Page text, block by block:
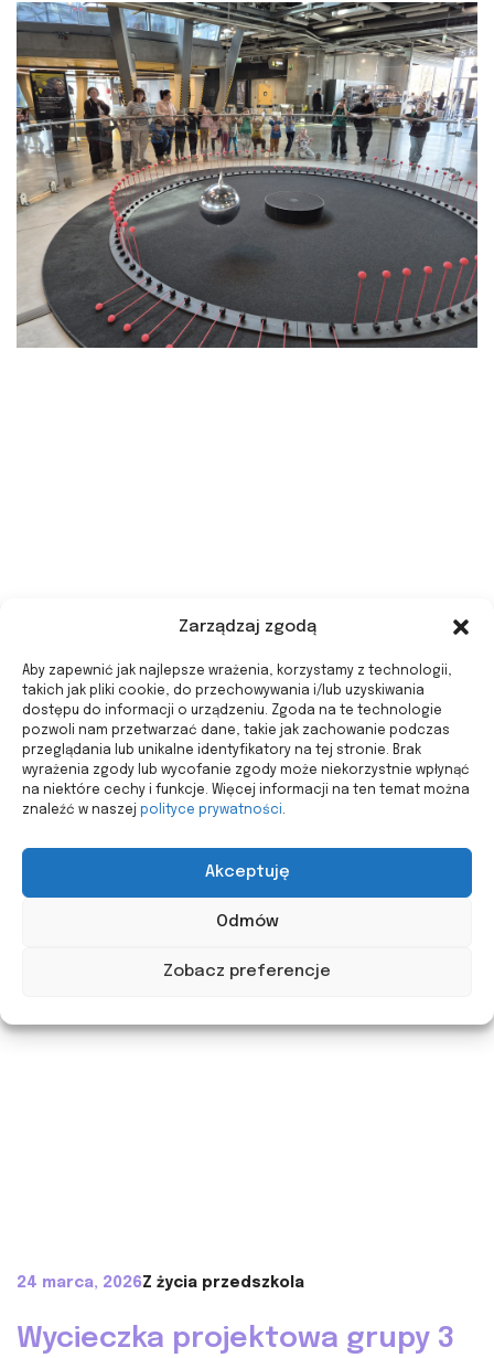
Zarządzaj zgodą
Aby zapewnić jak najlepsze wrażenia, korzystamy z technologii,
takich jak pliki cookie, do przechowywania i/lub uzyskiwania
dostępu do informacji o urządzeniu. Zgoda na te technologie
pozwoli nam przetwarzać dane, takie jak zachowanie podczas
przeglądania lub unikalne identyfikatory na tej stronie. Brak
wyrażenia zgody lub wycofanie zgody może niekorzystnie wpłynąć
na niektóre cechy i funkcje. Więcej informacji na ten temat można
znaleźć w naszej polityce prywatności.
Akceptuję
Odmów
Zobacz preferencje
24 marca, 2026Z życia przedszkola
Wycieczka projektowa grupy 3